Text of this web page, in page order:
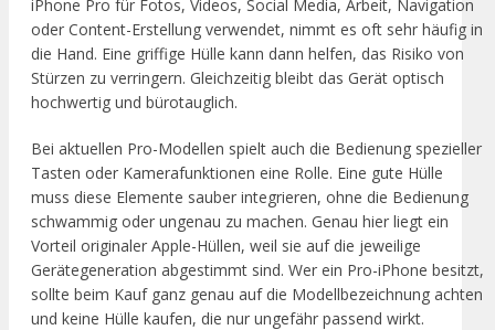
iPhone Pro für Fotos, Videos, Social Media, Arbeit, Navigation
oder Content-Erstellung verwendet, nimmt es oft sehr häufig in
die Hand. Eine griffige Hülle kann dann helfen, das Risiko von
Stürzen zu verringern. Gleichzeitig bleibt das Gerät optisch
hochwertig und bürotauglich.
Bei aktuellen Pro-Modellen spielt auch die Bedienung spezieller
Tasten oder Kamerafunktionen eine Rolle. Eine gute Hülle
muss diese Elemente sauber integrieren, ohne die Bedienung
schwammig oder ungenau zu machen. Genau hier liegt ein
Vorteil originaler Apple-Hüllen, weil sie auf die jeweilige
Gerätegeneration abgestimmt sind. Wer ein Pro-iPhone besitzt,
sollte beim Kauf ganz genau auf die Modellbezeichnung achten
und keine Hülle kaufen, die nur ungefähr passend wirkt.